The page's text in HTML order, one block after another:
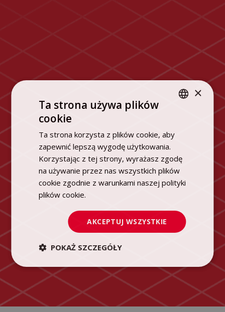
ENGLISH
×
Ta strona używa plików
cookie
Ta strona korzysta z plików cookie, aby
zapewnić lepszą wygodę użytkowania.
Korzystając z tej strony, wyrażasz zgodę
na używanie przez nas wszystkich plików
cookie zgodnie z warunkami naszej polityki
plików cookie.
AKCEPTUJ WSZYSTKIE
POKAŻ SZCZEGÓŁY